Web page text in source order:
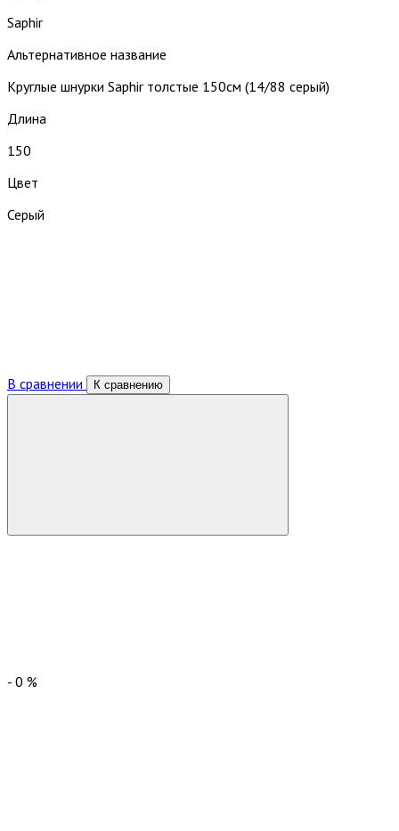
Saphir
Альтернативное название
Круглые шнурки Saphir толстые 150см (14/88 серый)
Длина
150
Цвет
Серый
В сравнении К сравнению
- 0 %